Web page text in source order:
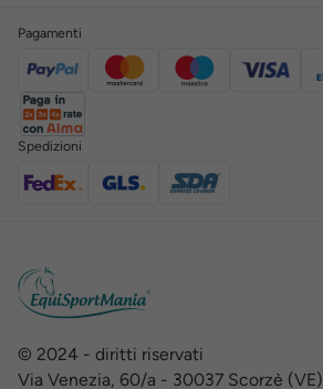
Pagamenti
Spedizioni
© 2024 - diritti riservati
Via Venezia, 60/a - 30037 Scorzè (VE)